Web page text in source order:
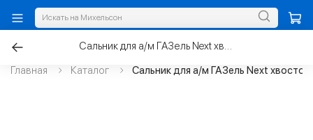
Главная Каталог Сальник для а/м ГАЗель Next